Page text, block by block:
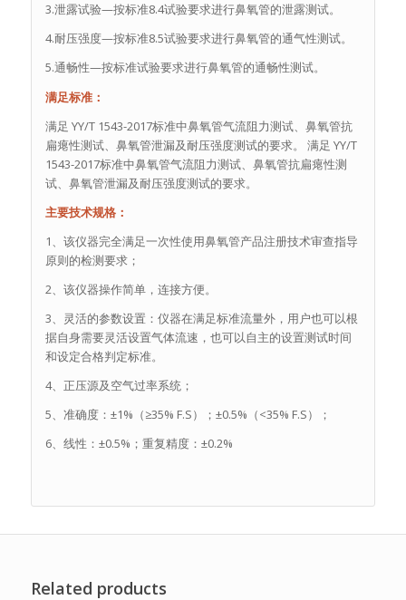
3.泄露试验—按标准8.4试验要求进行鼻氧管的泄露测试。
4.耐压强度—按标准8.5试验要求进行鼻氧管的通气性测试。
5.通畅性—按标准试验要求进行鼻氧管的通畅性测试。
满足标准：
满足 YY/T 1543-2017标准中鼻氧管气流阻力测试、鼻氧管抗
扁瘪性测试、鼻氧管泄漏及耐压强度测试的要求。 满足 YY/T
1543-2017标准中鼻氧管气流阻力测试、鼻氧管抗扁瘪性测
试、鼻氧管泄漏及耐压强度测试的要求。
主要技术规格：
1、该仪器完全满足一次性使用鼻氧管产品注册技术审查指导
原则的检测要求；
2、该仪器操作简单，连接方便。
3、灵活的参数设置：仪器在满足标准流量外，用户也可以根
据自身需要灵活设置气体流速，也可以自主的设置测试时间
和设定合格判定标准。
4、正压源及空气过率系统；
5、准确度：±1%（≥35% F.S）；±0.5%（<35% F.S）；
6、线性：±0.5%；重复精度：±0.2%
Related products